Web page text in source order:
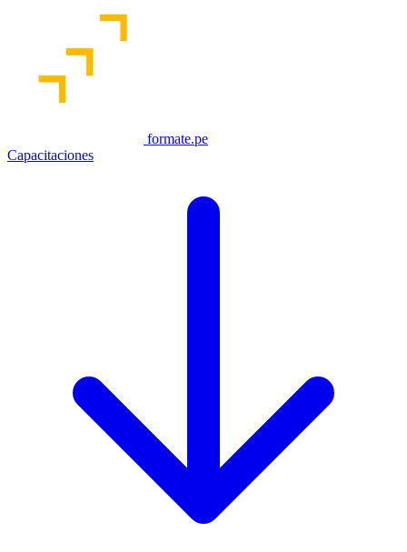
formate.pe
Capacitaciones